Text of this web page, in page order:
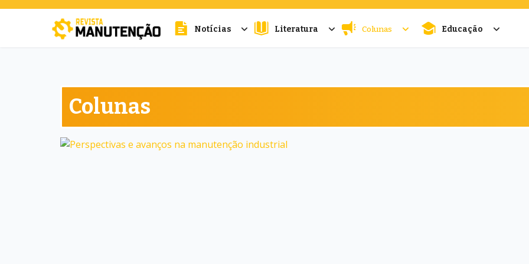
Notícias Literatura Colunas Educação
Colunas